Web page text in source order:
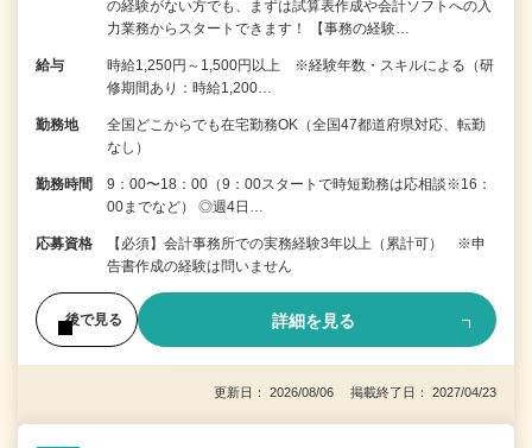
の経験がない⽅でも、まずは試算表作成や会計ソフトへの⼊
⼒業務からスタートできます！ 【事務の経験…
給与
時給1,250円～1,500円以上 ※経験年数・スキルによる（研
修期間あり：時給1,200…
勤務地
全国どこからでも在宅勤務OK（全国47都道府県対応、転勤
なし）
勤務時間
9：00〜18：00（9：00スタートで時短勤務は応相談※16：
00までなど） ◎週4日…
応募資格
【必須】会計事務所での実務経験3年以上（累計可） ※申
告書作成の経験は問いません
後で見る 詳細を見る
更新日： 2026/08/06 掲載終了日： 2027/04/23